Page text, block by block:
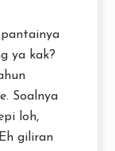
ya kak?
Soalnya
loh,
giliran